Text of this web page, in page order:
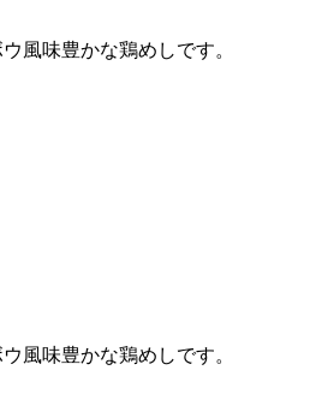
風味豊かな鶏めしです。
風味豊かな鶏めしです。